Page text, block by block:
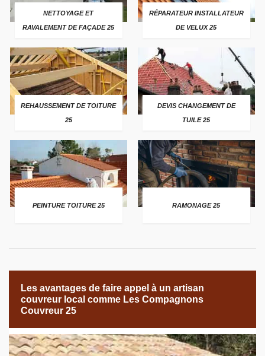
NETTOYAGE ET
RAVALEMENT DE FAÇADE 25
RÉPARATEUR INSTALLATEUR
DE VELUX 25
REHAUSSEMENT DE TOITURE
25
DEVIS CHANGEMENT DE
TUILE 25
PEINTURE TOITURE 25 RAMONAGE 25
Les avantages de faire appel à un artisan
couvreur local comme Les Compagnons
Couvreur 25